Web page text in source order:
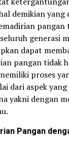
demikian yang
pangan
generasi
dapat
pangan tidak
proses
dari aspek
yakni dengan
Pangan